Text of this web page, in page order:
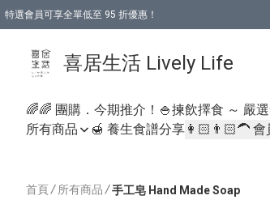
特選會員可享全單低至 95 折優惠！
喜居生活 Lively Life
🌈🌈 團購．今期推介！ 🍚揀飲擇食 ～ 嚴
所有商品
🍯 養生食譜分享 👩🏻👨🏻‍🦱 會
首頁/ 所有商品 /手工皂 Hand Made Soap